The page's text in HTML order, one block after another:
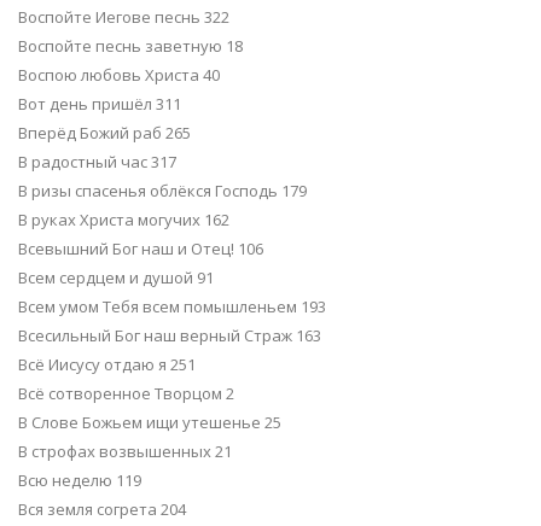
Воспойте Иегове песнь 322
Воспойте песнь заветную 18
Воспою любовь Христа 40
Вот день пришёл 311
Вперёд Божий раб 265
В радостный час 317
В ризы спасенья облёкся Господь 179
В руках Христа могучих 162
Всевышний Бог наш и Отец! 106
Всем сердцем и душой 91
Всем умом Тебя всем помышленьем 193
Всесильный Бог наш верный Страж 163
Всё Иисусу отдаю я 251
Всё сотворенное Творцом 2
В Слове Божьем ищи утешенье 25
В строфах возвышенных 21
Всю неделю 119
Вся земля согрета 204